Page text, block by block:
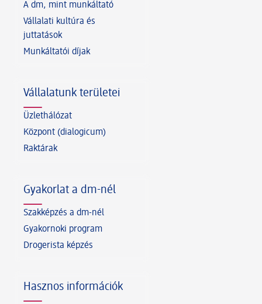
A dm, mint munkáltató
Vállalati kultúra és
juttatások
Munkáltatói díjak
Vállalatunk területei
Üzlethálózat
Központ (dialogicum)
Raktárak
Gyakorlat a dm-nél
Szakképzés a dm-nél
Gyakornoki program
Drogerista képzés
Hasznos információk